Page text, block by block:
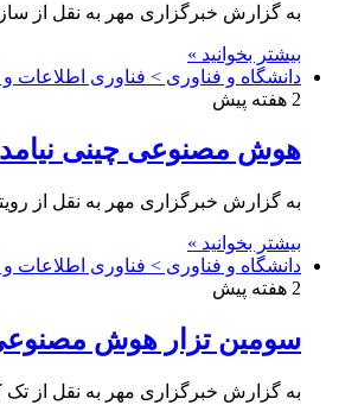
به گزارش خبرگزاری مهر به نقل از سازمان بسیج اساتید کشور،
بیشتر بخوانید »
دانشگاه و فناوری > فناوری اطلاعات و
2 هفته پیش
هوش مصنوعی چینی
به گزارش خبرگزاری مهر به نقل از
بیشتر بخوانید »
دانشگاه و فناوری > فناوری اطلاعات و
2 هفته پیش
سومین تزار هوش
به گزارش خبرگزاری مهر به نقل از تک